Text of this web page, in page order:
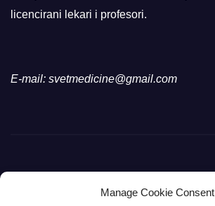
Manage Cookie Consent
licencirani lekari i profesori.
E-mail: svetmedicine@gmail.com